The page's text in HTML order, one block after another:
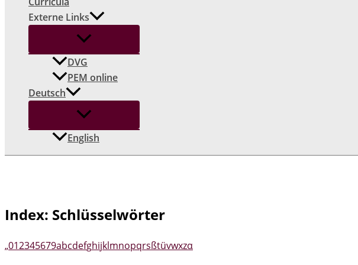
Externe Links
DVG
PEM online
Deutsch
English
Index: Schlüsselwörter
„012345679abcdefghijklmnopqrsßtüvwxzα